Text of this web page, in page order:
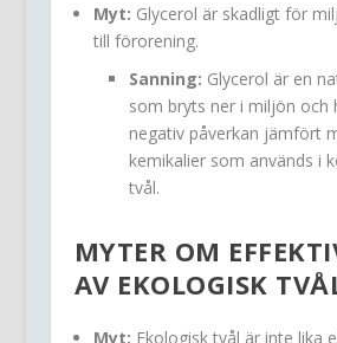
Myt: Glycerol är skadligt för
till förorening.
Sanning: Glycerol är en
som bryts ner i miljön och
negativ påverkan jämfört
kemikalier som används i
tvål.
MYTER OM
AV EKOLOGISK
Myt: Ekologisk tvål är inte lika